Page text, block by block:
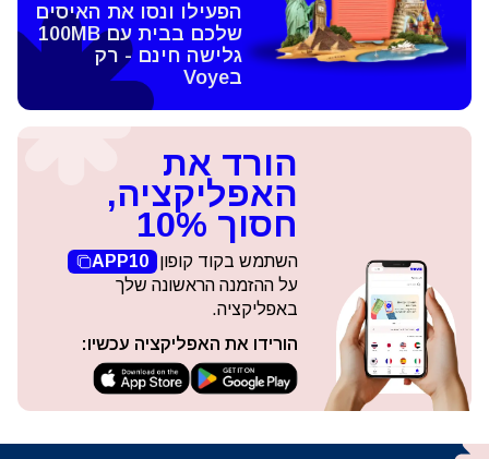
הפעילו ונסו את האיסים
שלכם בבית עם 100MB
גלישה חינם - רק
בVoye
הורד את
האפליקציה,
חסוך 10%
השתמש בקוד קופון
APP10
על ההזמנה הראשונה שלך
באפליקציה.
הורידו את האפליקציה עכשיו: